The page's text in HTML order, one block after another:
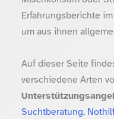
Erfahrungsberichte
um aus ihnen
Auf dieser Seite
verschiedene Arten
Suchtberatung,